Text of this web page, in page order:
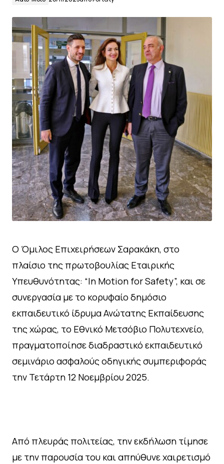
Ο Όμιλος Επιχειρήσεων Σαρακάκη, στο
πλαίσιο της πρωτοβουλίας Εταιρικής
Υπευθυνότητας: “In Motion for Safety”, και σε
συνεργασία με το κορυφαίο δημόσιο
εκπαιδευτικό ίδρυμα Ανώτατης Εκπαίδευσης
της χώρας, το Εθνικό Μετσόβιο Πολυτεχνείο,
πραγματοποίησε διαδραστικό εκπαιδευτικό
σεμινάριο ασφαλούς οδηγικής συμπεριφοράς
την Τετάρτη 12 Νοεμβρίου 2025.
Από πλευράς πολιτείας, την εκδήλωση τίμησε
με την παρουσία του και απηύθυνε χαιρετισμό